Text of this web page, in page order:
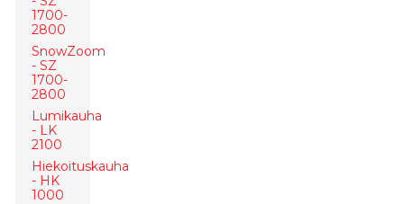
1700-
2800
SnowZoom
- SZ
1700-
2800
Lumikauha
- LK
2100
Hiekoituskauha
- HK
1000